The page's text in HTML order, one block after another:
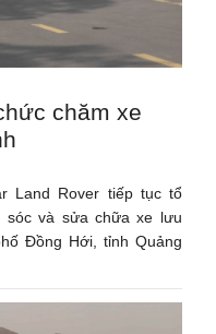
chăm xe
Land Rover tiếp tục tổ
sóc và sửa chữa xe lưu
Đồng Hới, tỉnh Quảng